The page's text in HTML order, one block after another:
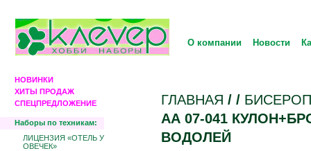
О компании Новости
НОВИНКИ
ХИТЫ ПРОДАЖ
СПЕЦПРЕДЛОЖЕНИЕ
Наборы по техникам:
ЛИЦЕНЗИЯ «ОТЕЛЬ У
ОВЕЧЕК»
ГЛАВНАЯ / /
АА 07-041
ВОДОЛЕЙ